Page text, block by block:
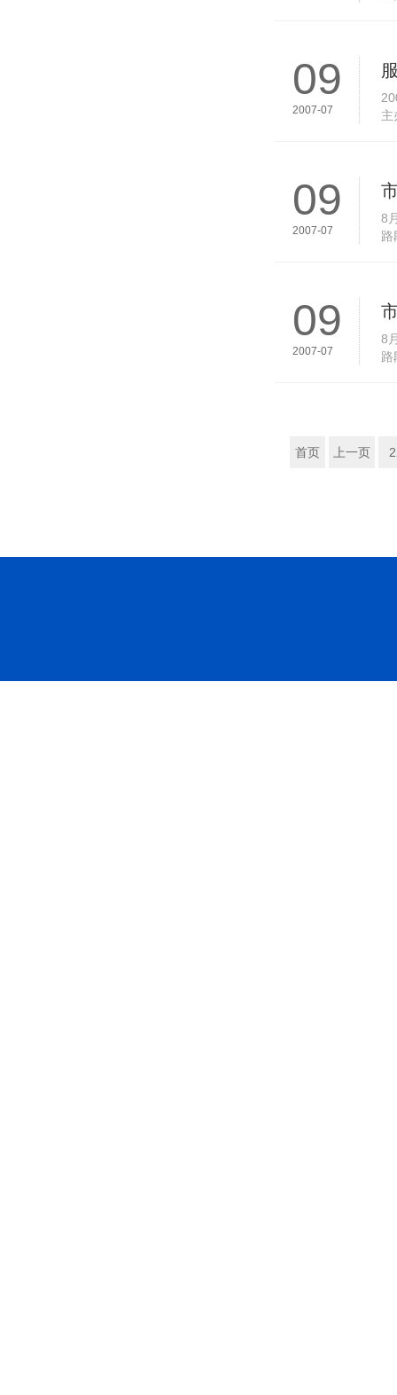
09
2007-07
主
09
2007-07
8
路
09
2007-07
8
路
首页 上一页